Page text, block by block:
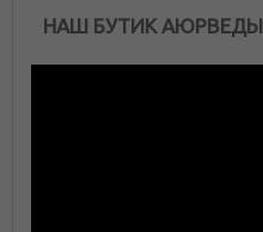
НАШ БУТИК АЮРВЕДЫ